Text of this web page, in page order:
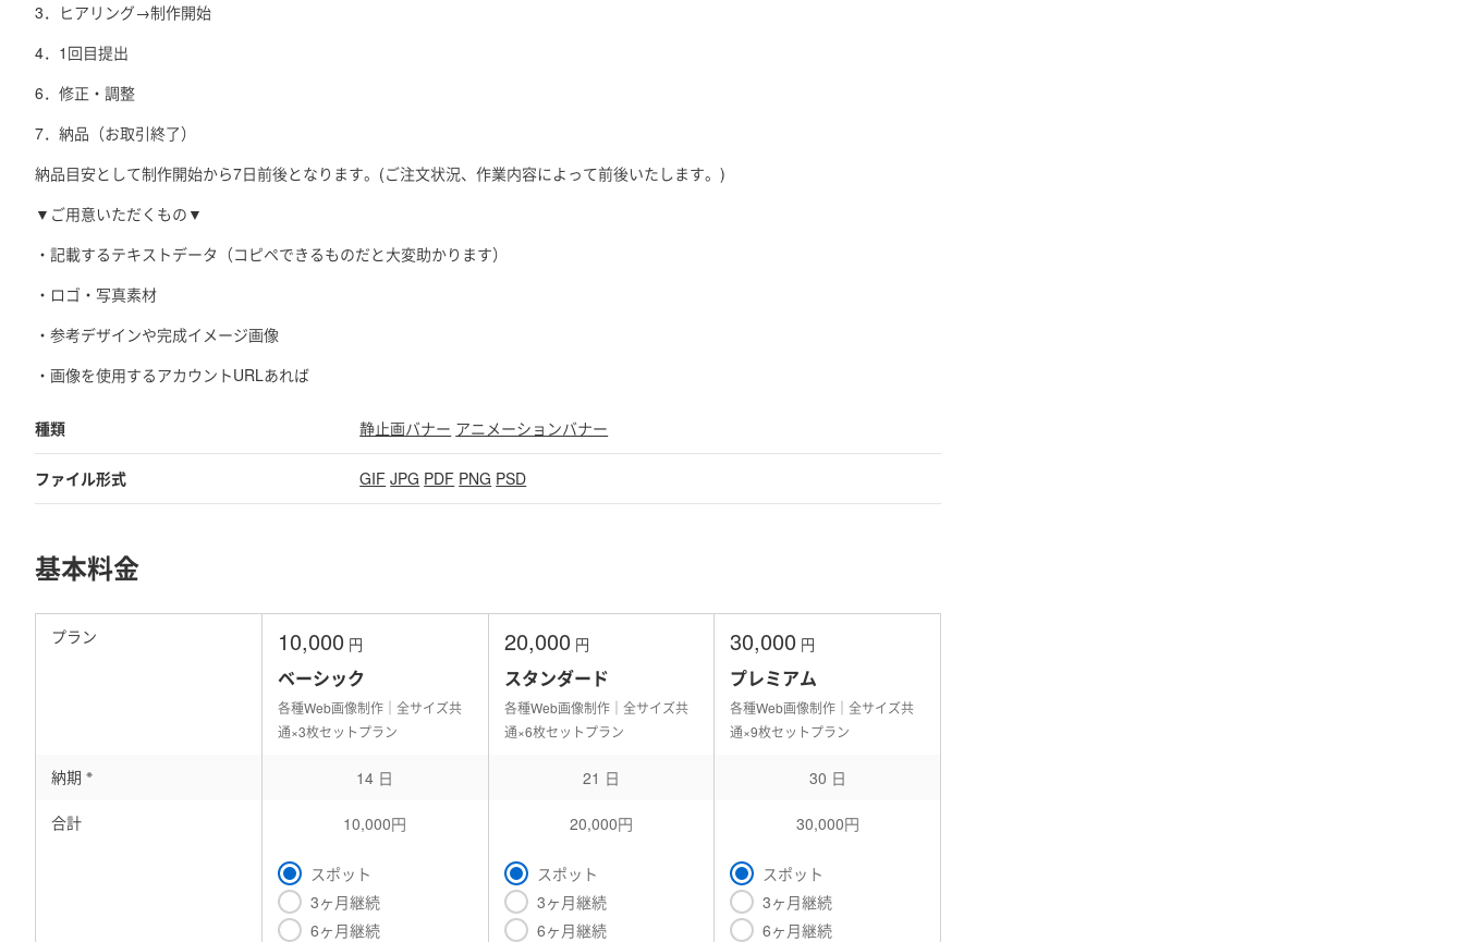
3．ヒアリング→制作開始
4．1回目提出
6．修正・調整
7．納品（お取引終了）
納品目安として制作開始から7日前後となります。(ご注文状況、作業内容によって前後いたします。)
▼ご用意いただくもの▼
・記載するテキストデータ（コピペできるものだと大変助かります）
・ロゴ・写真素材
・参考デザインや完成イメージ画像
・画像を使用するアカウントURLあれば
種類 静止画バナー アニメーションバナー
ファイル形式 GIF JPG PDF PNG PSD
基本料金
プラン 10,000 円
ベーシック
各種Web画像制作｜全サイズ共
通×3枚セットプラン
20,000 円
スタンダード
各種Web画像制作｜全サイズ共
通×6枚セットプラン
30,000 円
プレミアム
各種Web画像制作｜全サイズ共
通×9枚セットプラン
納期 ※ 14 日 21 日 30 日
合計 10,000円
スポット
3ヶ月継続
6ヶ月継続
20,000円
スポット
3ヶ月継続
6ヶ月継続
30,000円
スポット
3ヶ月継続
6ヶ月継続